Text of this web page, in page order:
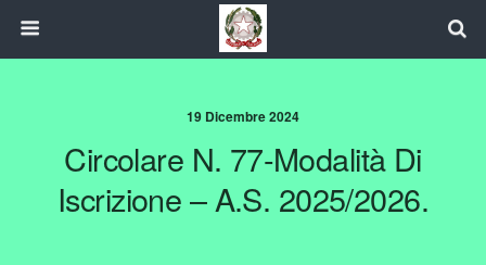
19 Dicembre 2024
Circolare N. 77-Modalità Di
Iscrizione – A.s. 2025/2026.